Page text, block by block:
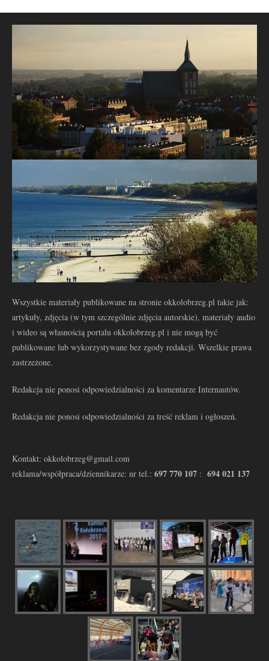
Wszystkie materiały publikowane na stronie okkolobrzeg.pl takie jak:
artykuły, zdjęcia (w tym szczególnie zdjęcia autorskie), materiały audio
i wideo są własnością portalu okkolobrzeg.pl i nie mogą być
publikowane lub wykorzystywane bez zgody redakcji. Wszelkie prawa
zastrzeżone.
Redakcja nie ponosi odpowiedzialności za komentarze Internautów.
Redakcja nie ponosi odpowiedzialności za treść reklam i ogłoszeń.
Kontakt: okkolobrzeg@gmail.com
reklama/współpraca/dziennikarze: nr tel.: 697 770 107 : 694 021 137